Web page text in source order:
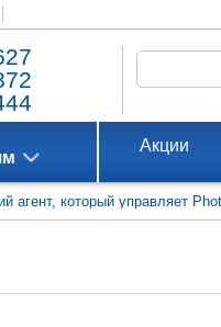
Акции
агент, который управляет